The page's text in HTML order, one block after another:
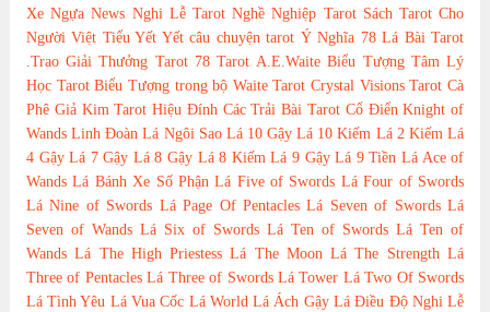
Xe Ngựa News Nghi Lễ Tarot Nghề Nghiệp Tarot Sách Tarot Cho
Người Việt Tiểu Yết Yết câu chuyện tarot Ý Nghĩa 78 Lá Bài Tarot
.Trao Giải Thưởng Tarot 78 Tarot A.E.Waite Biểu Tượng Tâm Lý
Học Tarot Biểu Tượng trong bộ Waite Tarot Crystal Visions Tarot Cà
Phê Giả Kim Tarot Hiệu Đính Các Trải Bài Tarot Cổ Điển Knight of
Wands Linh Đoàn Lá Ngôi Sao Lá 10 Gậy Lá 10 Kiếm Lá 2 Kiếm Lá
4 Gậy Lá 7 Gậy Lá 8 Gậy Lá 8 Kiếm Lá 9 Gậy Lá 9 Tiền Lá Ace of
Wands Lá Bánh Xe Số Phận Lá Five of Swords Lá Four of Swords
Lá Nine of Swords Lá Page Of Pentacles Lá Seven of Swords Lá
Seven of Wands Lá Six of Swords Lá Ten of Swords Lá Ten of
Wands Lá The High Priestess Lá The Moon Lá The Strength Lá
Three of Pentacles Lá Three of Swords Lá Tower Lá Two Of Swords
Lá Tình Yêu Lá Vua Cốc Lá World Lá Ách Gậy Lá Điều Độ Nghi Lễ